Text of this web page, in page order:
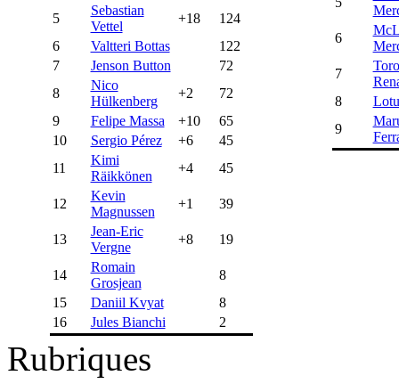
5
Sebastian
Vettel
+18
124
6
Valtteri Bottas
122
7
Jenson Button
72
8
Nico
Hülkenberg
+2
72
9
Felipe Massa +10
65
10
Sergio Pérez +6
45
11
Kimi
Räikkönen
+4 45
12
Kevin
Magnussen
+1 39
13
Jean-Eric
Vergne
+8 19
14
Romain
Grosjean
8
15
Daniil Kvyat
8
16
Jules Bianchi 2
6
7
8
9
Rubriques